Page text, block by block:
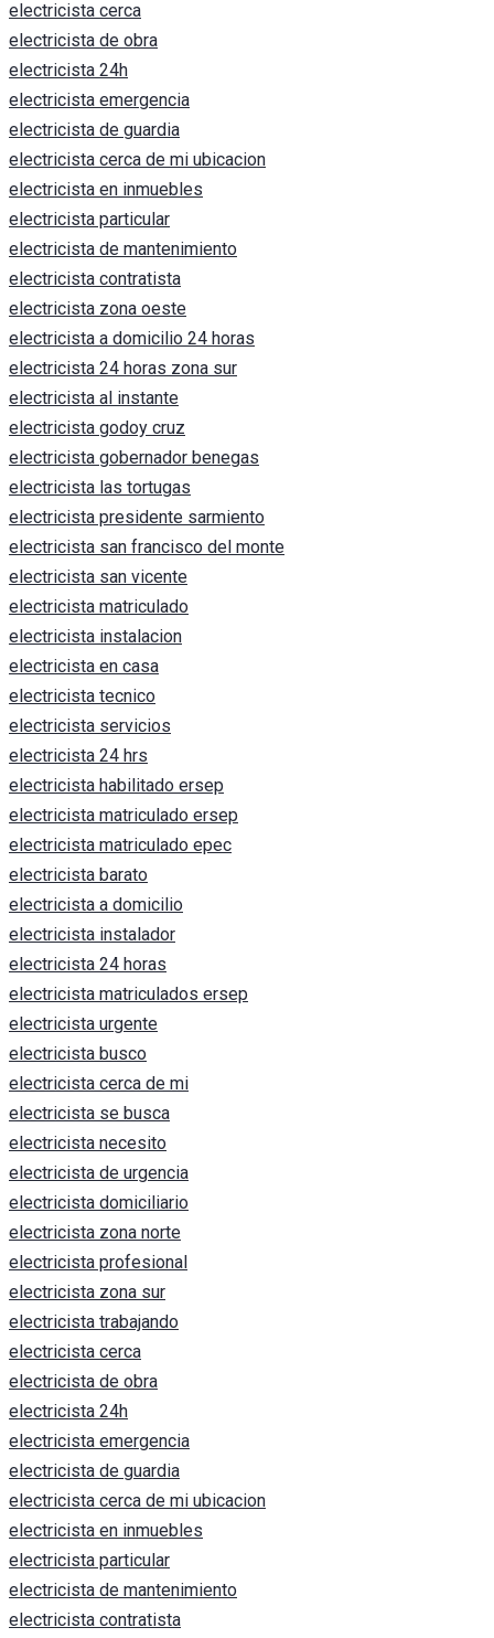
electricista cerca
electricista de obra
electricista 24h
electricista emergencia
electricista de guardia
electricista cerca de mi ubicacion
electricista en inmuebles
electricista particular
electricista de mantenimiento
electricista contratista
electricista zona oeste
electricista a domicilio 24 horas
electricista 24 horas zona sur
electricista al instante
electricista godoy cruz
electricista gobernador benegas
electricista las tortugas
electricista presidente sarmiento
electricista san francisco del monte
electricista san vicente
electricista matriculado
electricista instalacion
electricista en casa
electricista tecnico
electricista servicios
electricista 24 hrs
electricista habilitado ersep
electricista matriculado ersep
electricista matriculado epec
electricista barato
electricista a domicilio
electricista instalador
electricista 24 horas
electricista matriculados ersep
electricista urgente
electricista busco
electricista cerca de mi
electricista se busca
electricista necesito
electricista de urgencia
electricista domiciliario
electricista zona norte
electricista profesional
electricista zona sur
electricista trabajando
electricista cerca
electricista de obra
electricista 24h
electricista emergencia
electricista de guardia
electricista cerca de mi ubicacion
electricista en inmuebles
electricista particular
electricista de mantenimiento
electricista contratista